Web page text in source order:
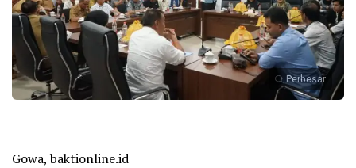
Perbesar
Gowa, baktionline.id